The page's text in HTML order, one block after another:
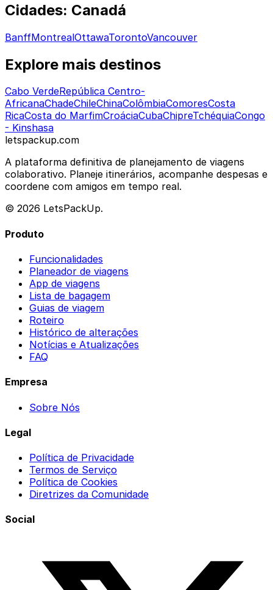
Cidades: Canadá
BanffMontrealOttawaTorontoVancouver
Explore mais destinos
Cabo VerdeRepública Centro-
AfricanaChadeChileChinaColômbiaComoresCosta
RicaCosta do MarfimCroáciaCubaChipreTchéquiaCongo
- Kinshasa
letspackup.com
A plataforma definitiva de planejamento de viagens
colaborativo. Planeje itinerários, acompanhe despesas e
coordene com amigos em tempo real.
© 2026 LetsPackUp.
Produto
Funcionalidades
Planeador de viagens
App de viagens
Lista de bagagem
Guias de viagem
Roteiro
Histórico de alterações
Notícias e Atualizações
FAQ
Empresa
Sobre Nós
Legal
Política de Privacidade
Termos de Serviço
Política de Cookies
Diretrizes da Comunidade
Social